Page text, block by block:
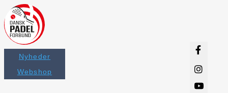
Videre
til
indhold
Nyheder
Webshop